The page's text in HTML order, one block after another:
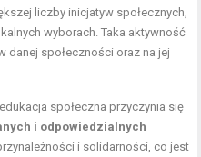
liczby inicjatyw społecznych,
wyborach. Taka aktywność
danej społeczności oraz na jej
społeczna przyczynia się
i odpowiedzialnych
i solidarności, co jest